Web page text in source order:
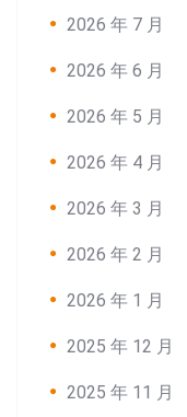
2026 年 7 月
2026 年 6 月
2026 年 5 月
2026 年 4 月
2026 年 3 月
2026 年 2 月
2026 年 1 月
2025 年 12 月
2025 年 11 月